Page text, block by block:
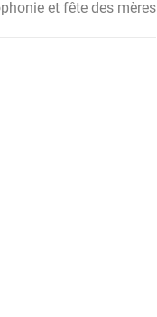
et fête des mères